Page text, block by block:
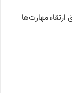
مهارت‌ها